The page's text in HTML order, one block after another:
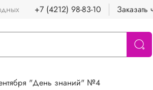
+7 (4212) 98-83-10 Заказать
"День знаний" №4